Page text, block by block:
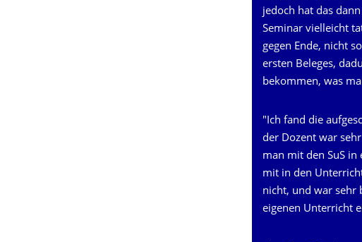
jedoch hat das
Seminar vielleicht
gegen Ende, nicht
ersten Beleges,
bekommen, was
"Ich fand die
der Dozent war
man mit den SuS
mit in den
nicht, und war sehr
eigenen Unterricht